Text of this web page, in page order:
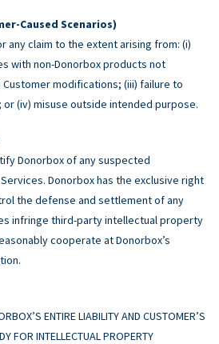
Caused Scenarios)
any claim to the extent arising from: (i)
with non-Donorbox products not
modifications; (iii) failure to
(iv) misuse outside intended purpose.
Donorbox of any suspected
Donorbox has the exclusive right
the defense and settlement of any
infringe third-party intellectual property
cooperate at Donorbox’s
ENTIRE LIABILITY AND CUSTOMER’S
FOR INTELLECTUAL PROPERTY